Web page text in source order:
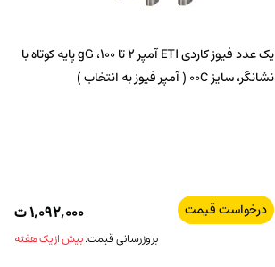
یک عدد فیوز کاردی ETI آمپر 2 تا 100، gG پایه کوتاه با
نشانگر، سایز 00C ( آمپر فیوز به انتخاب )
درخواست قیمت ۱,۰۹۲,۰۰۰ت
بروزرسانی قیمت:بیش از یک هفته